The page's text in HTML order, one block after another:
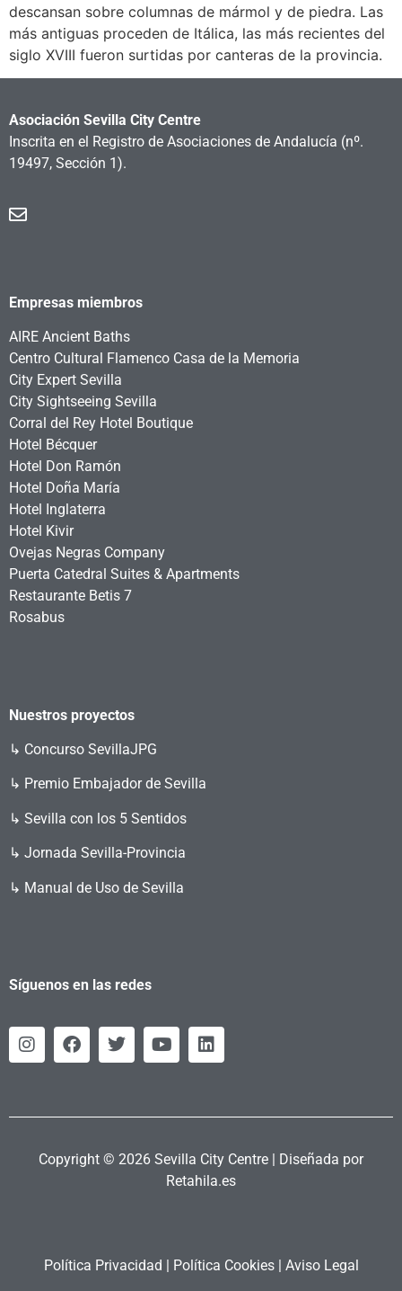
descansan sobre columnas de mármol y de piedra. Las
más antiguas proceden de Itálica, las más recientes del
siglo XVIII fueron surtidas por canteras de la provincia.
Asociación Sevilla City Centre
Inscrita en el Registro de Asociaciones de Andalucía (nº.
19497, Sección 1).
Empresas miembros
AIRE Ancient Baths
Centro Cultural Flamenco Casa de la Memoria
City Expert Sevilla
City Sightseeing Sevilla
Corral del Rey Hotel Boutique
Hotel Bécquer
Hotel Don Ramón
Hotel Doña María
Hotel Inglaterra
Hotel Kivir
Ovejas Negras Company
Puerta Catedral Suites & Apartments
Restaurante Betis 7
Rosabus
Nuestros proyectos
↳ Concurso SevillaJPG
↳ Premio Embajador de Sevilla
↳ Sevilla con los 5 Sentidos
↳ Jornada Sevilla-Provincia
↳ Manual de Uso de Sevilla
Síguenos en las redes
Copyright © 2026 Sevilla City Centre | Diseñada por
Retahila.es
Política Privacidad Política Cookies| Aviso Legal